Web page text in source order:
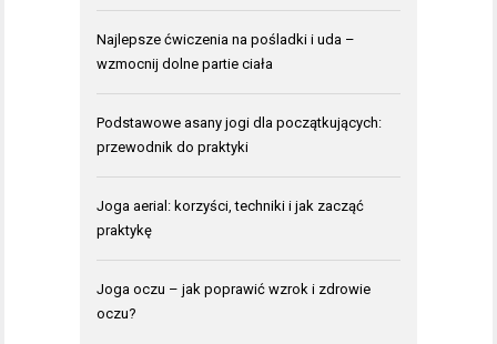
Najlepsze ćwiczenia na pośladki i uda –
wzmocnij dolne partie ciała
Podstawowe asany jogi dla początkujących:
przewodnik do praktyki
Joga aerial: korzyści, techniki i jak zacząć
praktykę
Joga oczu – jak poprawić wzrok i zdrowie
oczu?